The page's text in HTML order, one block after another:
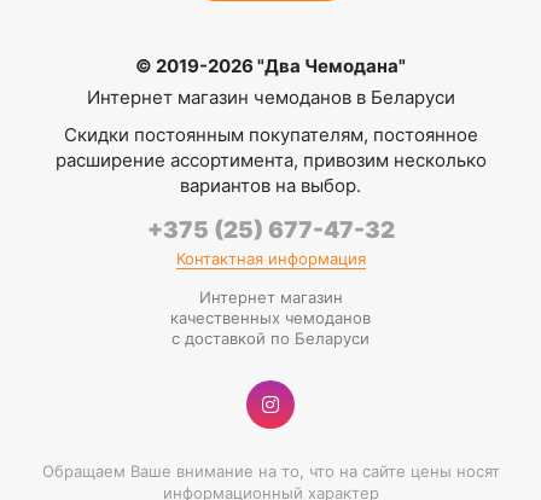
© 2019-2026 "Два Чемодана"
Интернет магазин чемоданов в Беларуси
Скидки постоянным покупателям, постоянное
расширение ассортимента, привозим несколько
вариантов на выбор.
+375 (25) 677-47-32
Контактная информация
Интернет магазин
качественных чемоданов
с доставкой по Беларуси
Обращаем Ваше внимание на то, что на сайте цены носят
информационный характер